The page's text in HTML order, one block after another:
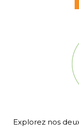
Explorez nos